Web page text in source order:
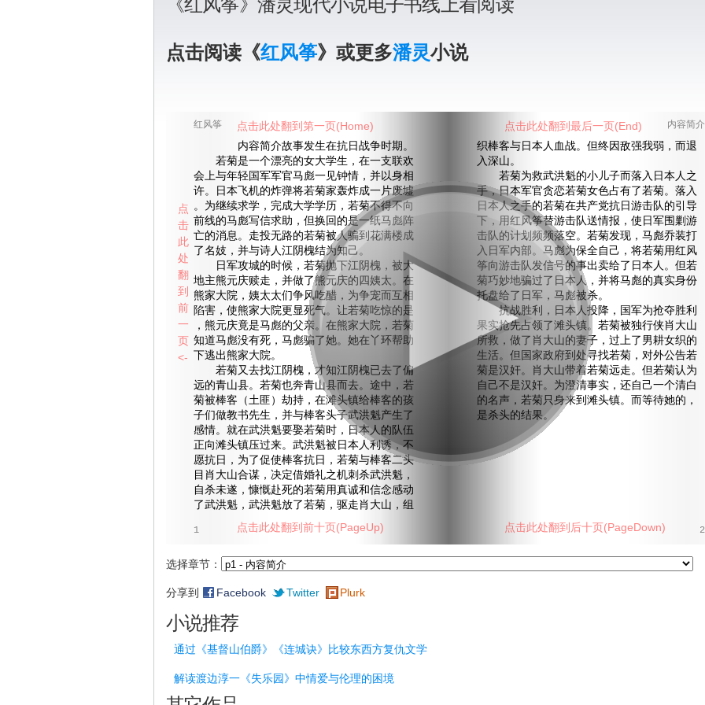
《红风筝》潘灵现代小说电子书线上看阅读
点击阅读《红风筝》或更多潘灵小说
红风筝 内容简介
内容简介故事发生在抗日战争时期。
若菊是一个漂亮的女大学生，在一支联欢
会上与年轻国军军官马彪一见钟情，并以身相
许。日本飞机的炸弹将若菊家轰炸成一片废墟
。为继续求学，完成大学学历，若菊不得不向
前线的马彪写信求助，但换回的是一纸马彪阵
亡的消息。走投无路的若菊被人骗到花满楼成
了名妓，并与诗人江阴槐结为知己。
日军攻城的时候，若菊抛下江阴槐，被大
地主熊元庆赎走，并做了熊元庆的四姨太。在
熊家大院，姨太太们争风吃醋，为争宠而互相
陷害，使熊家大院更显死气。让若菊吃惊的是
，熊元庆竟是马彪的父亲。在熊家大院，若菊
知道马彪没有死，马彪骗了她。她在丫环帮助
下逃出熊家大院。
若菊又去找江阴槐，才知江阴槐已去了偏
远的青山县。若菊也奔青山县而去。途中，若
菊被棒客（土匪）劫持，在滩头镇给棒客的孩
子们做教书先生，并与棒客头子武洪魁产生了
感情。就在武洪魁要娶若菊时，日本人的队伍
正向滩头镇压过来。武洪魁被日本人利诱，不
愿抗日，为了促使棒客抗日，若菊与棒客二头
目肖大山合谋，决定借婚礼之机刺杀武洪魁，
自杀未遂，慷慨赴死的若菊用真诚和信念感动
了武洪魁，武洪魁放了若菊，驱走肖大山，组
织棒客与日本人血战。但终因敌强我弱，而退
入深山。
若菊为救武洪魁的小儿子而落入日本人之
手，日本军官贪恋若菊女色占有了若菊。落入
日本人之手的若菊在共产党抗日游击队的引导
下，用红风筝替游击队送情报，使日军围剿游
击队的计划频频落空。若菊发现，马彪乔装打
入日军内部。马彪为保全自己，将若菊用红风
筝向游击队发信号的事出卖给了日本人。但若
菊巧妙地骗过了日本人，并将马彪的真实身份
托盘给了日军，马彪被杀。
抗战胜利，日本人投降，国军为抢夺胜利
果实抢先占领了滩头镇。若菊被独行侠肖大山
所救，做了肖大山的妻子，过上了男耕女织的
生活。但国家政府到处寻找若菊，对外公告若
菊是汉奸。肖大山带着若菊远走。但若菊认为
自己不是汉奸。为澄清事实，还自己一个清白
的名声，若菊只身来到滩头镇。而等待她的，
是杀头的结果。
1 2
选择章节：
分享到 Facebook Twitter Plurk
点击此处翻到第一页(Home) 点击此处翻到最后一页(End)
点击此处翻到前十页(PageUp) 点击此处翻到后十页(PageDown)
点
击
此
处
翻
到
前
一
页
<-
小说推荐
通过《基督山伯爵》《连城诀》比较东西方复仇文学
解读渡边淳一《失乐园》中情爱与伦理的困境